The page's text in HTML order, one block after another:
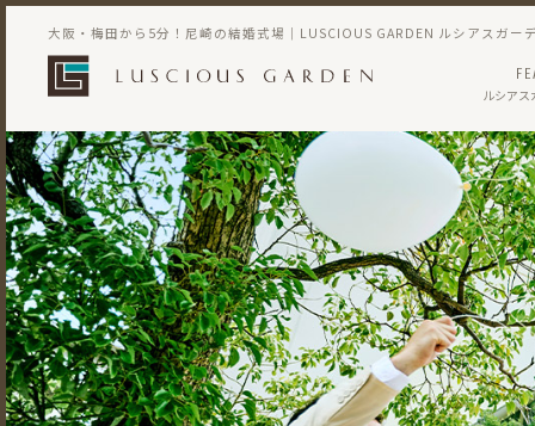
大阪・梅田から5分！尼崎の結婚式場｜LUSCIOUS GARDEN ルシアスガー
ルシアス